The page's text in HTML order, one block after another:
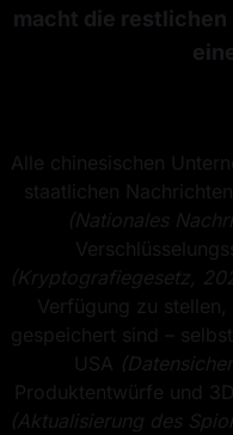
macht die restlichen
Alle chinesischen
staatlichen
(Nationales
(Kryptografiegesetz,
Verfügung zu
gespeichert sind –
USA
Produktentwürfe und
(Aktualisierung des